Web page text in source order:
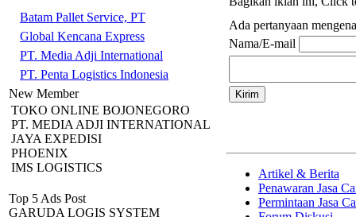
Batam Pallet Service, PT
Global Kencana Express
PT. Media Adji International
PT. Penta Logistics Indonesia
New Member
TOKO ONLINE BOJONEGORO
PT. MEDIA ADJI INTERNATIONAL
JAYA EXPEDISI
PHOENIX
IMS LOGISTICS
Top 5 Ads Post
GARUDA LOGIS SYSTEM
Ada pertanyaan
Nama/E-mail
Artikel & Berita
Penawaran Jasa
Permintaan Jasa